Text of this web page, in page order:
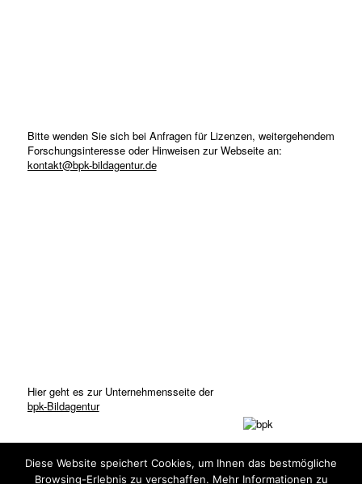
Bitte wenden Sie sich bei Anfragen für Lizenzen, weitergehendem
Forschungsinteresse oder Hinweisen zur Webseite an:
kontakt@bpk-bildagentur.de
Hier geht es zur Unternehmensseite der
bpk-Bildagentur
Diese Website speichert Cookies, um Ihnen das bestmögliche
Browsing-Erlebnis zu verschaffen. Mehr Informationen zu